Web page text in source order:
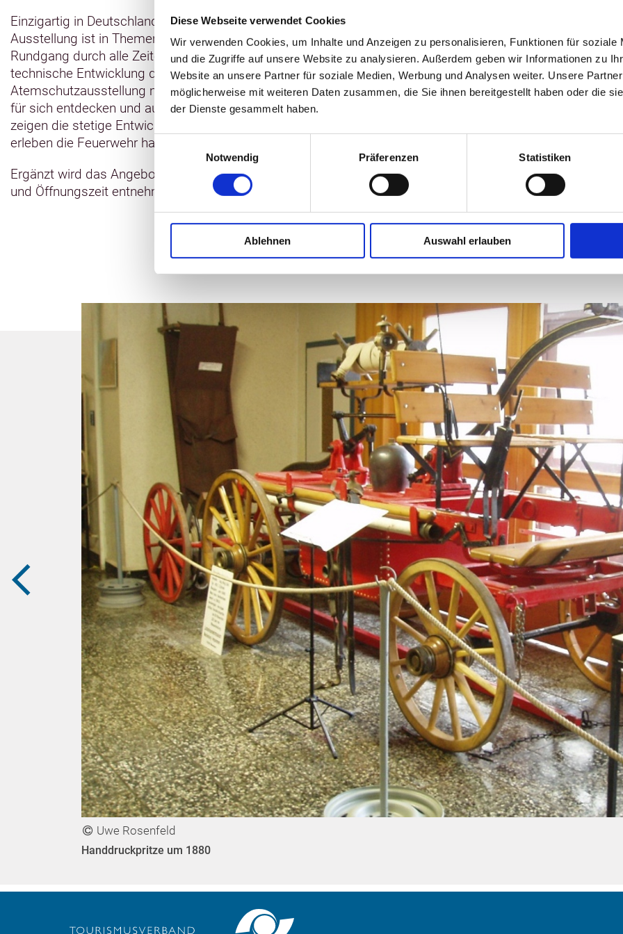
Diese Webseite verwendet Cookies
Wir verwenden Cookies, um Inhalte und Anzeigen zu personalisieren, Funktionen für soziale
und die Zugriffe auf unsere Website zu analysieren. Außerdem geben wir Informationen zu
Website an unsere Partner für soziale Medien, Werbung und Analysen weiter. Unsere
möglicherweise mit weiteren Daten zusammen, die Sie ihnen bereitgestellt haben oder die
der Dienste gesammelt haben.
Einwilligungsauswahl
Notwendig
Präferenzen Statistiken
Ablehnen Auswahl erlauben
Einzigartig in Deutschland ist unser Museum mit internationaler Ausrichtung. Die
Ausstellung ist in Themen-, Länder- und Zeitfenster gestaltet. Erleben Sie bei einen
Rundgang durch alle Zeitepochen hinweg die Sozialgeschichte der Feuerwehr und die
technische Entwicklung des Feuerwehrwesens. Einzigartig in Europa ist die
Atemschutzausstellung mit einer historischen Atemschutzübungsanlage, die Kinder auch
für sich entdecken und ausprobieren können. 112 Fahrzeuge, Anhänger und Großgeräte
zeigen die stetige Entwicklung der Brandbekämpfung und Menschenrettung. Kinder
erleben die Feuerwehr hautnah und spielerisch.
Ergänzt wird das Angebot durch Führungen, einen Shop und ein Bistro. Die Einzelheiten
und Öffnungszeit entnehmen sie bitte unserer stets aktuellen Homepage.
zurück
Uwe Rosenfeld
Handdruckpritze um 1880